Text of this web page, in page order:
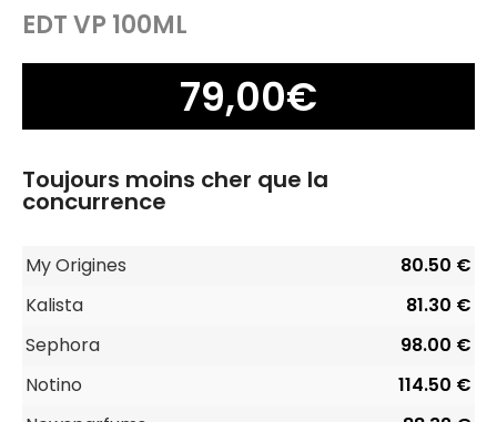
EDT VP 100ML
79,00€
Toujours moins cher que la
concurrence
My Origines
80.50 €
Kalista
81.30 €
Sephora
98.00 €
Notino
114.50 €